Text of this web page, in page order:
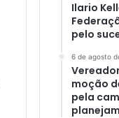
Ilario
pelo
6 de agosto
moção
pela